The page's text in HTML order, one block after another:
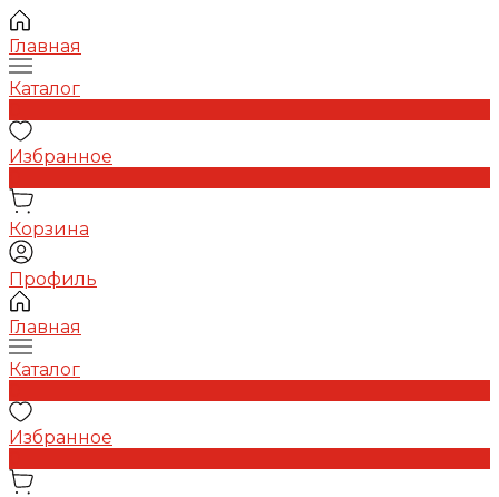
Главная
Каталог
Избранное
Корзина
Профиль
Главная
Каталог
Избранное